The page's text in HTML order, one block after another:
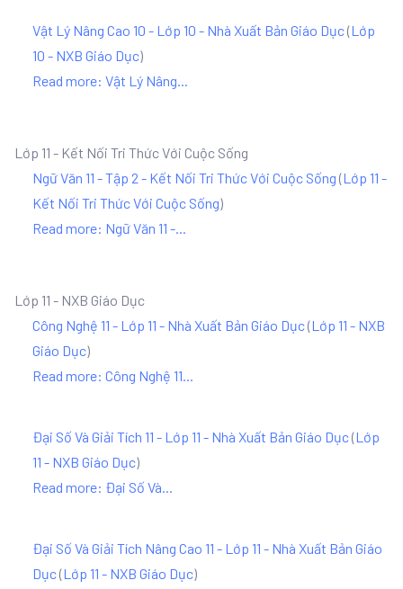
Vật Lý Nâng Cao 10 - Lớp 10 - Nhà Xuất Bản Giáo Dục(Lớp
10 - NXB Giáo Dục)
Read more: Vật Lý Nâng...
Lớp 11 - Kết Nối Tri Thức Với Cuộc Sống
Ngữ Văn 11 - Tập 2 - Kết Nối Tri Thức Với Cuộc Sống (Lớp 11 -
Kết Nối Tri Thức Với Cuộc Sống)
Read more: Ngữ Văn 11 -...
Lớp 11 - NXB Giáo Dục
Công Nghệ 11 - Lớp 11 - Nhà Xuất Bản Giáo Dục(Lớp 11 - NXB
Giáo Dục)
Read more: Công Nghệ 11...
Đại Số Và Giải Tích 11 - Lớp 11 - Nhà Xuất Bản Giáo Dục(Lớp
11 - NXB Giáo Dục)
Read more: Đại Số Và...
Đại Số Và Giải Tích Nâng Cao 11 - Lớp 11 - Nhà Xuất Bản Giáo
Dục(Lớp 11 - NXB Giáo Dục)